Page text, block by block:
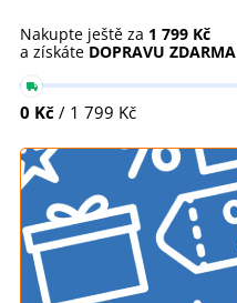
Nakupte ještě za 1 799 Kč
a získáte DOPRAVU ZDARMA
0 Kč / 1 799 Kč